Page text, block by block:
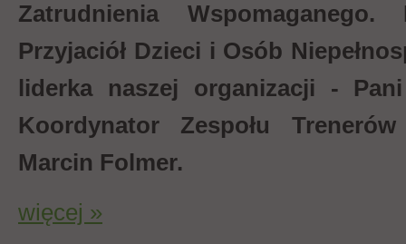
Zatrudnienia Wspomaganego.
Przyjaciół Dzieci i Osób
liderka naszej organizacji -
Koordynator Zespołu
Marcin Folmer.
więcej »